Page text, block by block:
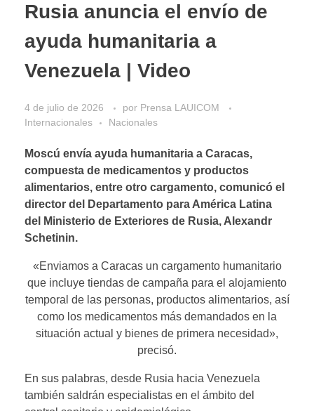
Rusia anuncia el envío de
ayuda humanitaria a
Venezuela | Video
4 de julio de 2026 por Prensa LAUICOM
Internacionales
Nacionales
Moscú envía ayuda humanitaria a Caracas,
compuesta de medicamentos y productos
alimentarios, entre otro cargamento, comunicó el
director del Departamento para América Latina
del Ministerio de Exteriores de Rusia, Alexandr
Schetinin.
«Enviamos a Caracas un cargamento humanitario
que incluye tiendas de campaña para el alojamiento
temporal de las personas, productos alimentarios, así
como los medicamentos más demandados en la
situación actual y bienes de primera necesidad»,
precisó.
En sus palabras, desde Rusia hacia Venezuela
también saldrán especialistas en el ámbito del